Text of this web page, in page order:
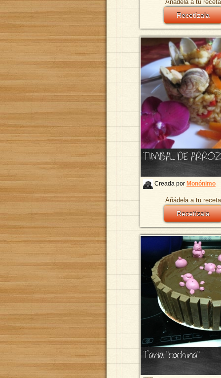
Añádela a tu
Recetízala
TIMBAL DE
Creada por Monónimo
Añádela a tu
Recetízala
Tarta "cochina"